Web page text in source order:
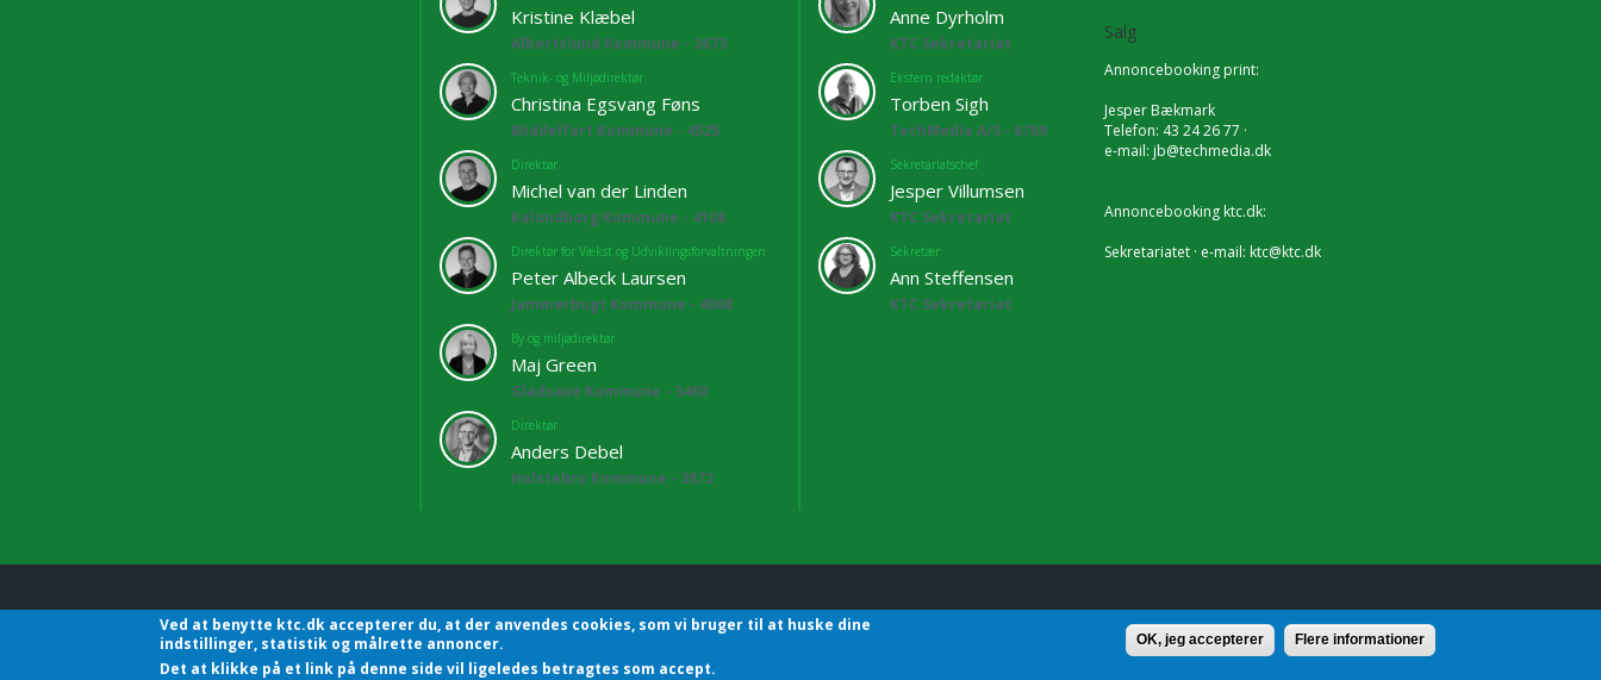
Kristine Klæbel
Albertslund Kommune - 2673
Teknik- og Miljødirektør
Christina Egsvang Føns
Middelfart Kommune - 4525
Direktør
Michel van der Linden
Kalundborg Kommune - 4108
Direktør for Vækst og Udviklingsforvaltningen
Peter Albeck Laursen
Jammerbugt Kommune - 4068
By og miljødirektør
Maj Green
Gladsaxe Kommune - 3460
Direktør
Anders Debel
Holstebro Kommune - 3872
Anne Dyrholm
KTC Sekretariat
Ekstern redaktør
Torben Sigh
TechMedia A/S - 6769
Sekretariatschef
Jesper Villumsen
KTC Sekretariat
Sekretær
Ann Steffensen
KTC Sekretariat
Salg
Annoncebooking print:
Jesper Bækmark
Telefon: 43 24 26 77 ·
e-mail: jb@techmedia.dk
Annoncebooking ktc.dk:
Sekretariatet · e-mail: ktc@ktc.dk
KTC - Kommunalteknisk Chefforening | Sekretariatet | Godthåbsvej83 | 8660 Skanderborg | Tlf.: 7228 2804 |Kontakt
Ved at benytte ktc.dk accepterer du, at der anvendes cookies, som vi bruger til at huske dine
indstillinger, statistik og målrette annoncer.
Det at klikke på et link på denne side vil ligeledes betragtes som accept.
OK, jeg accepterer Flere informationer